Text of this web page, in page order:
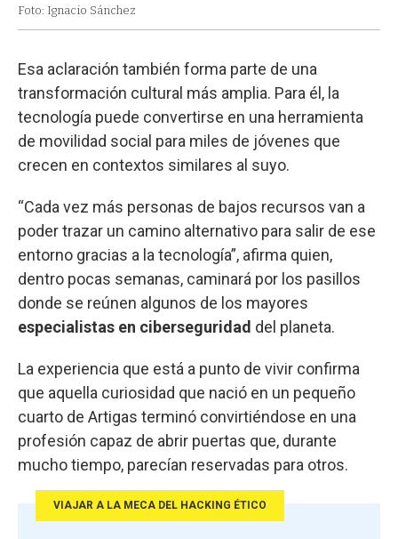
Foto: Ignacio Sánchez
Esa aclaración también forma parte de una
transformación cultural más amplia. Para él, la
tecnología puede convertirse en una herramienta
de movilidad social para miles de jóvenes que
crecen en contextos similares al suyo.
“Cada vez más personas de bajos recursos van a
poder trazar un camino alternativo para salir de ese
entorno gracias a la tecnología”, afirma quien,
dentro pocas semanas, caminará por los pasillos
donde se reúnen algunos de los mayores
especialistas en ciberseguridad del planeta.
La experiencia que está a punto de vivir confirma
que aquella curiosidad que nació en un pequeño
cuarto de Artigas terminó convirtiéndose en una
profesión capaz de abrir puertas que, durante
mucho tiempo, parecían reservadas para otros.
VIAJAR A LA MECA DEL HACKING ÉTICO